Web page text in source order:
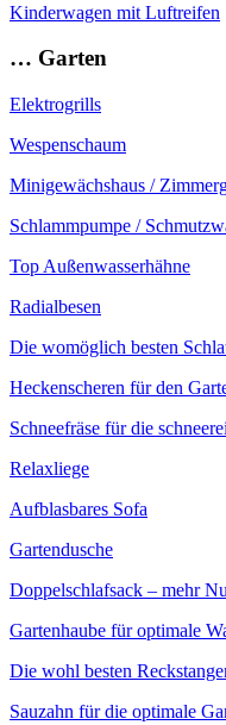
Kinderwagen mit Luftreifen
… Garten
Elektrogrills
Wespenschaum
Minigewächshaus /
Schlammpumpe /
Top Außenwasserhähne
Radialbesen
Die womöglich besten
Heckenscheren für den
Schneefräse für die
Relaxliege
Aufblasbares Sofa
Gartendusche
Doppelschlafsack – mehr
Gartenhaube für optimale
Die wohl besten
Sauzahn für die optimale